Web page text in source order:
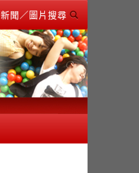
新聞／圖片搜尋